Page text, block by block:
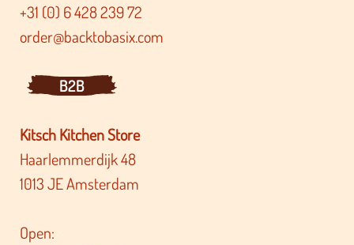
+31 (0) 6 428 239 72
order@backtobasix.com
B2B
Kitsch Kitchen Store
Haarlemmerdijk 48
1013 JE Amsterdam
Open: